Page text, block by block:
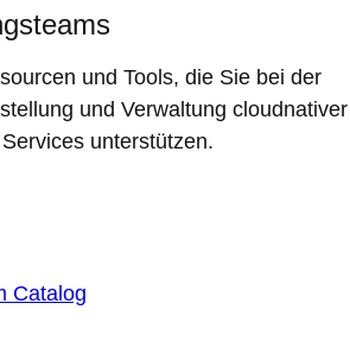
und Tools, die Sie bei der
und Verwaltung cloudnativer
unterstützen.
Catalog